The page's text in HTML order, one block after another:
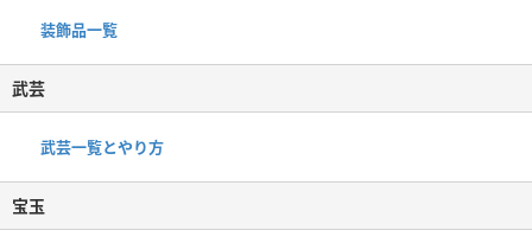
装飾品一覧
武芸
武芸一覧とやり方
宝玉